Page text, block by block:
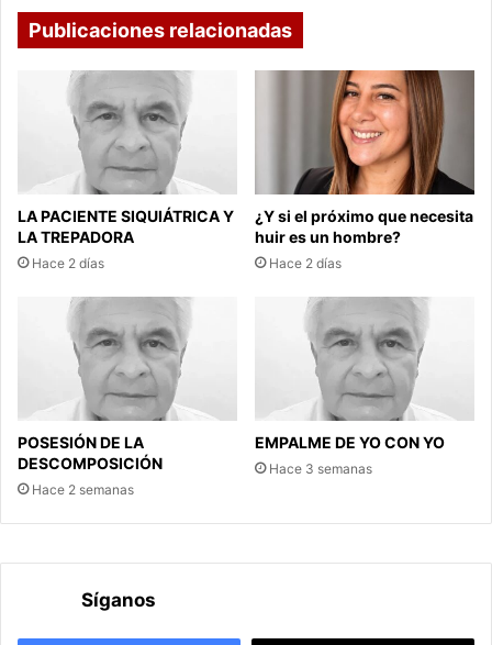
Publicaciones relacionadas
LA PACIENTE SIQUIÁTRICA Y
LA TREPADORA
Hace 2 días
¿Y si el próximo que necesita
huir es un hombre?
Hace 2 días
POSESIÓN DE LA
DESCOMPOSICIÓN
Hace 2 semanas
EMPALME DE YO CON YO
Hace 3 semanas
Síganos